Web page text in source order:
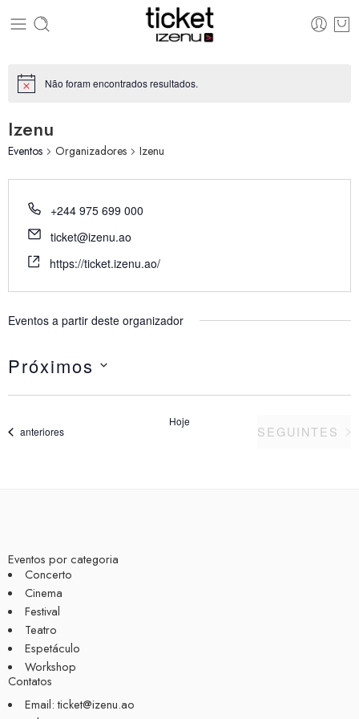
Aviso Não foram encontrados resultados.
Izenu
Eventos Organizadores Izenu
Telefone
+244 975 699 000
Email
ticket@izenu.ao
Website
https://ticket.izenu.ao/
Eventos a partir deste organizador
Próximos
a
Eventos
anteriores
Hoje
EVENTOS
SEGUINTES
Eventos por categoria
Concerto
Cinema
Festival
Teatro
Espetáculo
Workshop
Contatos
Email: ticket@izenu.ao